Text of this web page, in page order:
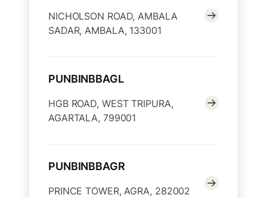
NICHOLSON ROAD, AMBALA
SADAR, AMBALA, 133001
PUNBINBBAGL
HGB ROAD, WEST TRIPURA,
AGARTALA, 799001
PUNBINBBAGR
PRINCE TOWER, AGRA, 282002